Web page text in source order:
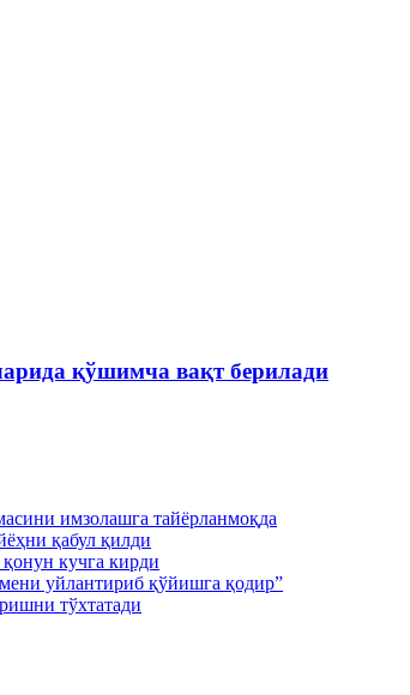
қўшимча вақт берилади
имзолашга тайёрланмоқда
қабул қилди
кучга кирди
уйлантириб қўйишга қодир”
тўхтатади